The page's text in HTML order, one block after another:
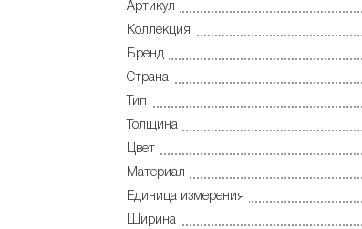
Артикул
Коллекция
Бренд
Страна
Тип
Толщина
Цвет
Материал
Единица измерения
Ширина